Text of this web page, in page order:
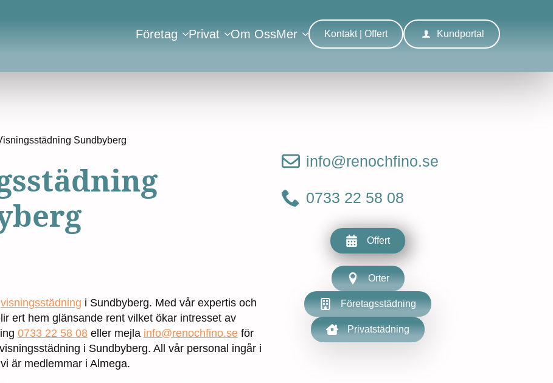
Företag Privat Om OssMer Kontakt | Offert Kundportal
Sundbyberg
visningsstädning i Sundbyberg. Med vår expertis och
ert hem glänsande rent vilket ökar intresset av
0733 22 58 08eller mejla info@renochfino.seför
i Sundbyberg. All vår personal ingår i
är medlemmar i Almega.
info@renochfino.se
0733 22 58 08
Offert
Orter
Företagsstädning
Privatstädning